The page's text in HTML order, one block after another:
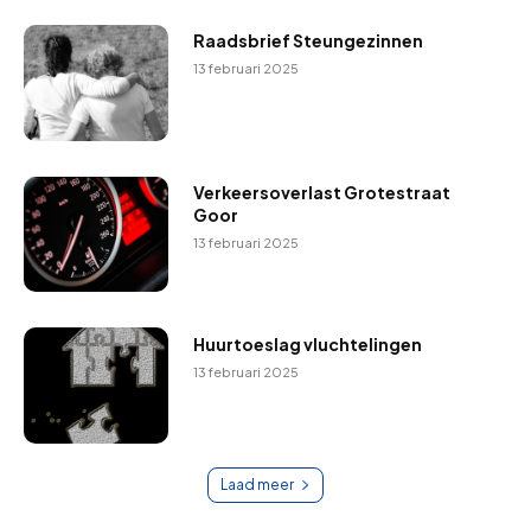
Raadsbrief Steungezinnen
13 februari 2025
Verkeersoverlast Grotestraat
Goor
13 februari 2025
Huurtoeslag vluchtelingen
13 februari 2025
Laad meer